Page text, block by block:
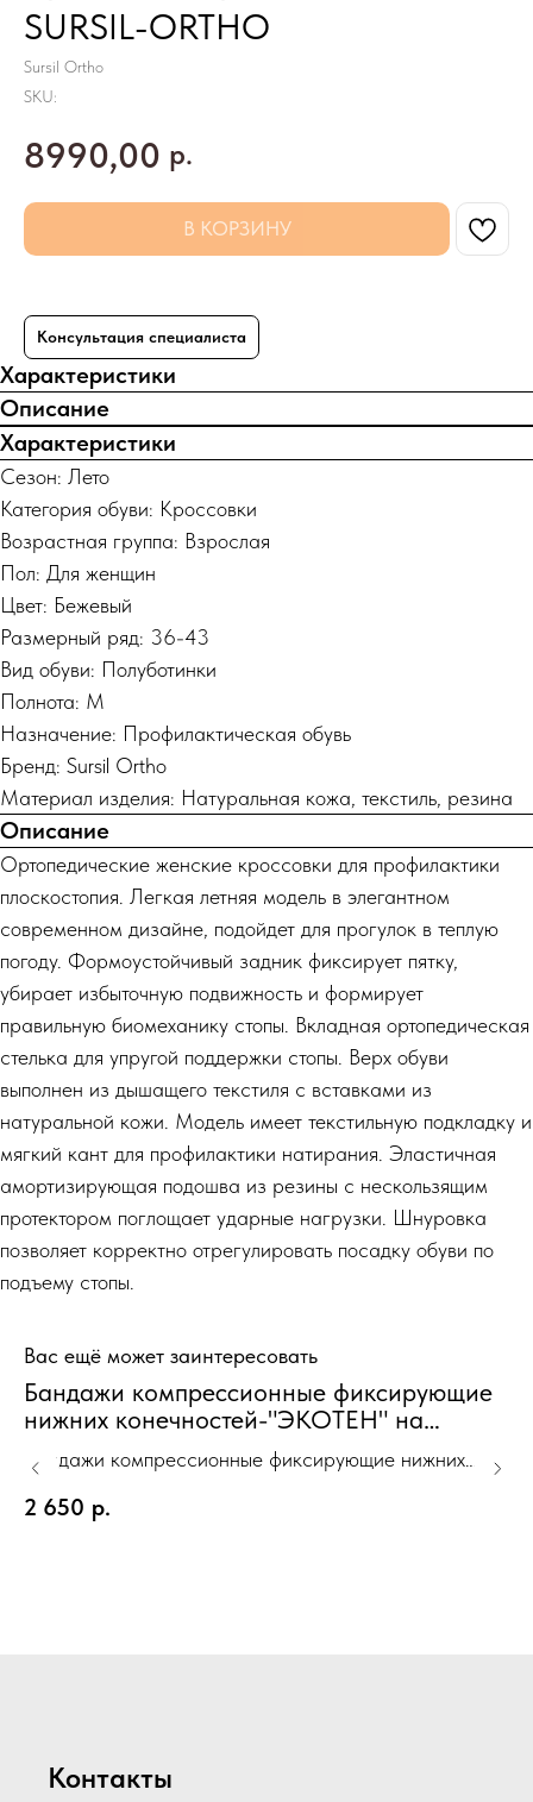
SURSIL-ORTHO
Sursil Ortho
SKU:
8990,00 р.
В КОРЗИНУ
Консультация специалиста
Характеристики
Описание
Характеристики
Сезон: Лето
Категория обуви: Кроссовки
Возрастная группа: Взрослая
Пол: Для женщин
Цвет: Бежевый
Размерный ряд: 36-43
Вид обуви: Полуботинки
Полнота: M
Назначение: Профилактическая обувь
Бренд: Sursil Ortho
Материал изделия: Натуральная кожа, текстиль, резина
Описание
Ортопедические женские кроссовки для профилактики
плоскостопия. Легкая летняя модель в элегантном
современном дизайне, подойдет для прогулок в теплую
погоду. Формоустойчивый задник фиксирует пятку,
убирает избыточную подвижность и формирует
правильную биомеханику стопы. Вкладная ортопедическая
стелька для упругой поддержки стопы. Верх обуви
выполнен из дышащего текстиля с вставками из
натуральной кожи. Модель имеет текстильную подкладку и
мягкий кант для профилактики натирания. Эластичная
амортизирующая подошва из резины с нескользящим
протектором поглощает ударные нагрузки. Шнуровка
позволяет корректно отрегулировать посадку обуви по
подъему стопы.
Вас ещё может заинтересовать
Бандажи компрессионные фиксирующие
нижних конечностей-"ЭКОТЕН" на
коленный сустав ККС-"ЭКОТЕН"(Т2)
серый XXXL 56-61 см
Бандажи компрессионные фиксирующие нижних
"ЭКОТЕН"(Т2) серый XXXL 56-61 см
2 650 р.
Контакты